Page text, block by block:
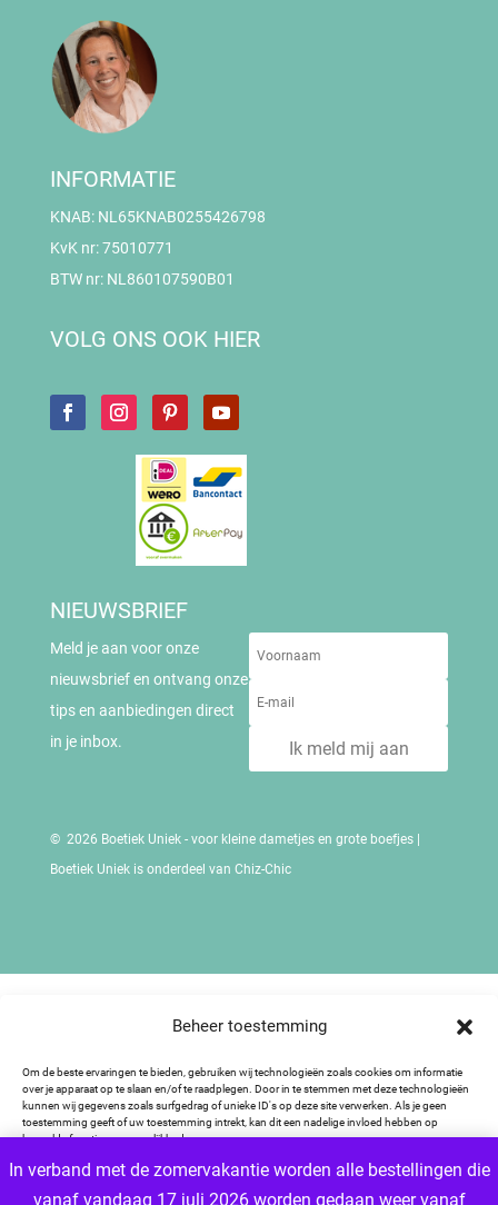
Beheer toestemming
Om de beste ervaringen te bieden, gebruiken wij technologieën zoals cookies om informatie
over je apparaat op te slaan en/of te raadplegen. Door in te stemmen met deze technologieën
kunnen wij gegevens zoals surfgedrag of unieke ID's op deze site verwerken. Als je geen
toestemming geeft of uw toestemming intrekt, kan dit een nadelige invloed hebben op
bepaalde functies en mogelijkheden.
Accepteren
In verband met de zomervakantie worden alle bestellingen die
vanaf vandaag 17 juli 2026 worden gedaan weer vanaf
INFORMATIE
KNAB: NL65KNAB0255426798
KvK nr: 75010771
BTW nr: NL860107590B01
VOLG ONS OOK HIER
NIEUWSBRIEF
Meld je aan voor onze
nieuwsbrief en ontvang onze
tips en aanbiedingen direct
in je inbox.
Ik meld mij aan
© 2026 Boetiek Uniek - voor kleine dametjes en grote boefjes |
Boetiek Uniek is onderdeel van Chiz-Chic